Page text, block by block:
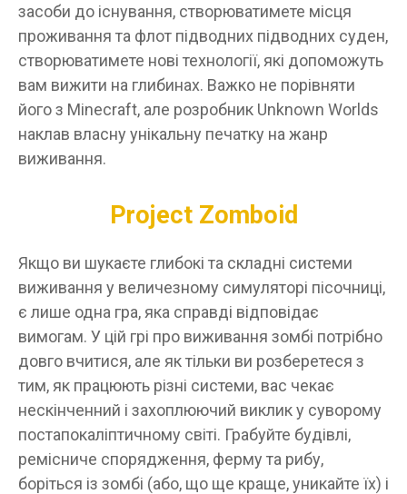
засоби до існування, створюватимете місця
проживання та флот підводних підводних суден,
створюватимете нові технології, які допоможуть
вам вижити на глибинах. Важко не порівняти
його з Minecraft, але розробник Unknown Worlds
наклав власну унікальну печатку на жанр
виживання.
Project Zomboid
Якщо ви шукаєте глибокі та складні системи
виживання у величезному симуляторі пісочниці,
є лише одна гра, яка справді відповідає
вимогам. У цій грі про виживання зомбі потрібно
довго вчитися, але як тільки ви розберетеся з
тим, як працюють різні системи, вас чекає
нескінченний і захоплюючий виклик у суворому
постапокаліптичному світі. Грабуйте будівлі,
ремісниче спорядження, ферму та рибу,
боріться із зомбі (або, що ще краще, уникайте їх) і